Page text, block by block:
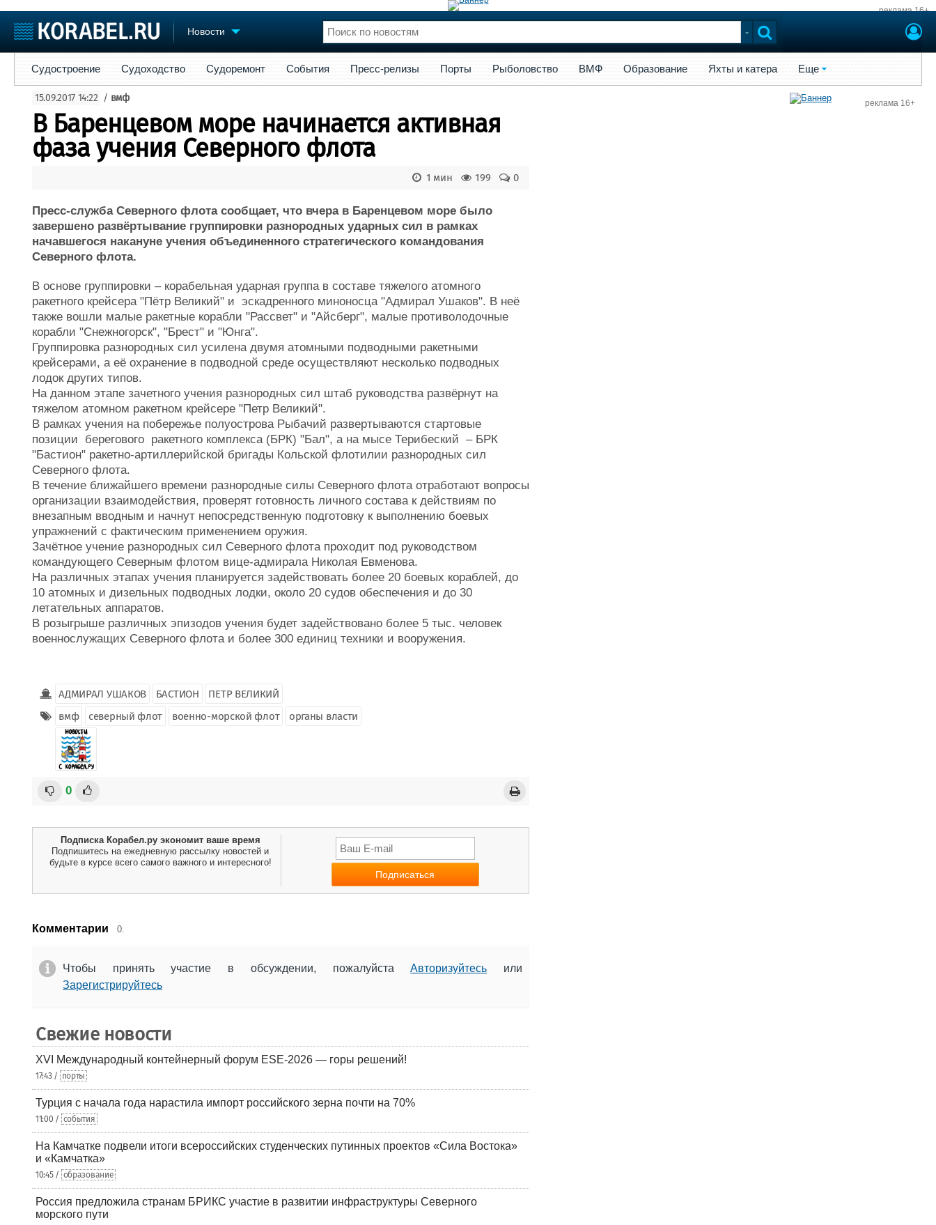
реклама 16+
Новости
Судостроение
Пульс
Новости
Компании
Репутация
Журнал
Реклама
Торговая площадка
Доска объявлений
Продажа флота
Оборудование
Изделия
Конференции
Личности
Флот
Форум
Судостроение Судоходство Судоремонт События Пресс-релизы Порты Рыболовство ВМФ Образование Яхты и катера Еще
15.09.2017 14:22 / вмф
В Баренцевом море начинается активная
фаза учения Северного флота
0
199
1 мин
Пресс-служба Северного флота сообщает, что вчера в Баренцевом море было
завершено развёртывание группировки разнородных ударных сил в рамках
начавшегося накануне учения объединенного стратегического командования
Северного флота.
В основе группировки – корабельная ударная группа в составе тяжелого атомного
ракетного крейсера "Пётр Великий" и эскадренного миноносца "Адмирал Ушаков". В неё
также вошли малые ракетные корабли "Рассвет" и "Айсберг", малые противолодочные
корабли "Снежногорск", "Брест" и "Юнга".
Группировка разнородных сил усилена двумя атомными подводными ракетными
крейсерами, а её охранение в подводной среде осуществляют несколько подводных
лодок других типов.
На данном этапе зачетного учения разнородных сил штаб руководства развёрнут на
тяжелом атомном ракетном крейсере "Петр Великий".
В рамках учения на побережье полуострова Рыбачий развертываются стартовые
позиции берегового ракетного комплекса (БРК) "Бал", а на мысе Терибеский – БРК
"Бастион" ракетно-артиллерийской бригады Кольской флотилии разнородных сил
Северного флота.
В течение ближайшего времени разнородные силы Северного флота отработают вопросы
организации взаимодействия, проверят готовность личного состава к действиям по
внезапным вводным и начнут непосредственную подготовку к выполнению боевых
упражнений с фактическим применением оружия.
Зачётное учение разнородных сил Северного флота проходит под руководством
командующего Северным флотом вице-адмирала Николая Евменова.
На различных этапах учения планируется задействовать более 20 боевых кораблей, до
10 атомных и дизельных подводных лодки, около 20 судов обеспечения и до 30
летательных аппаратов.
В розыгрыше различных эпизодов учения будет задействовано более 5 тыс. человек
военнослужащих Северного флота и более 300 единиц техники и вооружения.
АДМИРАЛ УШАКОВ БАСТИОН
ПЕТР ВЕЛИКИЙ
вмф
северный флот военно-морской флот органы власти
0
Подписка Корабел.ру экономит ваше время
Подпишитесь на ежедневную рассылку новостей и
будьте в курсе всего самого важного и интересного!
Комментарии 0.
Чтобы принять участие в обсуждении, пожалуйстаАвторизуйтесь или
Зарегистрируйтесь
Свежие новости
XVI Международный контейнерный форум ESE-2026 — горы решений!
17:43 / порты
Турция с начала года нарастила импорт российского зерна почти на 70%
11:00 / события
На Камчатке подвели итоги всероссийских студенческих путинных проектов «Сила Востока»
и «Камчатка»
10:45 / образование
Россия предложила странам БРИКС участие в развитии инфраструктуры Северного
морского пути
реклама 16+